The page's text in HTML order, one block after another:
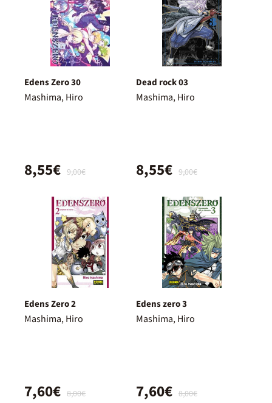
Edens Zero 30
Mashima, Hiro
9,00€
8,55€
Dead rock 03
Mashima, Hiro
9,00€
8,55€
Edens Zero 2
Mashima, Hiro
8,00€
7,60€
Edens zero 3
Mashima, Hiro
8,00€
7,60€